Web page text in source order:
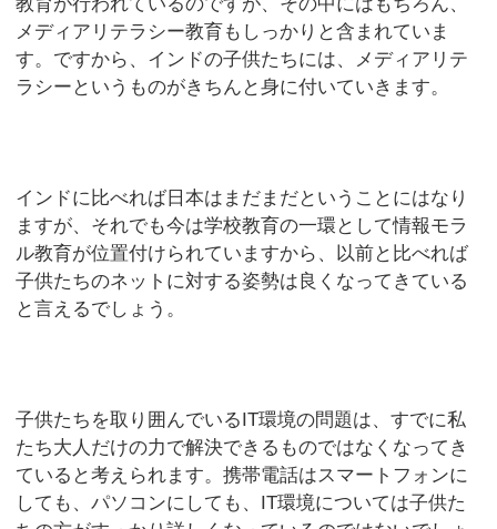
メディアリテラシー教育もしっかりと含まれていま
す。ですから、インドの子供たちには、メディアリテ
ラシーというものがきちんと身に付いていきます。
インドに比べれば日本はまだまだということにはなり
ますが、それでも今は学校教育の一環として情報モラ
ル教育が位置付けられていますから、以前と比べれば
子供たちのネットに対する姿勢は良くなってきている
と言えるでしょう。
子供たちを取り囲んでいるIT環境の問題は、すでに私
たち大人だけの力で解決できるものではなくなってき
ていると考えられます。携帯電話はスマートフォンに
しても、パソコンにしても、IT環境については子供た